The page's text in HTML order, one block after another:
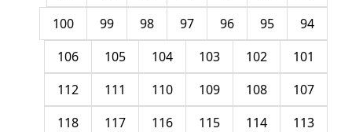
94
95
96
97
98
99
100
101
102
103
104
105
106
107
108
109
110
111
112
113
114
115
116
117
118